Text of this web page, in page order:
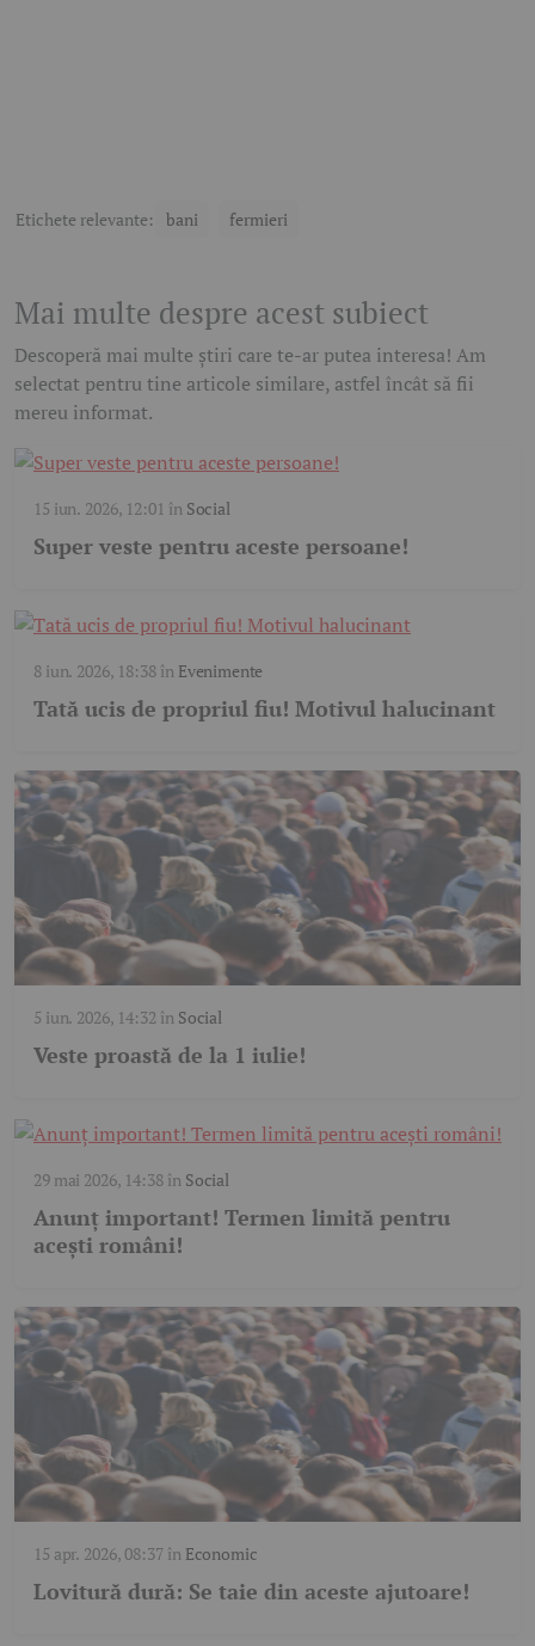
Etichete relevante: bani fermieri
Mai multe despre acest subiect
Descoperă mai multe știri care te-ar putea interesa! Am
selectat pentru tine articole similare, astfel încât să fii
mereu informat.
15 iun. 2026, 12:01 în Social
Super veste pentru aceste persoane!
8 iun. 2026, 18:38în Evenimente
Tată ucis de propriul fiu! Motivul halucinant
5 iun. 2026, 14:32 în Social
Veste proastă de la 1 iulie!
29 mai 2026, 14:38în Social
Anunț important! Termen limită pentru
acești români!
15 apr. 2026, 08:37în Economic
Lovitură dură: Se taie din aceste ajutoare!